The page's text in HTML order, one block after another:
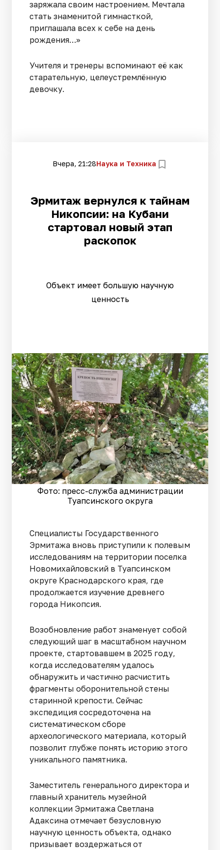
заряжала своим настроением. Мечтала
стать знаменитой гимнасткой,
приглашала всех к себе на день
рождения…»
Учителя и тренеры вспоминают её как
старательную, целеустремлённую
девочку.
Вчера, 21:28Наука и Техника
Эрмитаж вернулся к тайнам
Никопсии: на Кубани
стартовал новый этап
раскопок
Объект имеет большую научную
ценность
Фото: пресс-служба администрации
Туапсинского округа
Специалисты Государственного
Эрмитажа вновь приступили к полевым
исследованиям на территории поселка
Новомихайловский в Туапсинском
округе Краснодарского края, где
продолжается изучение древнего
города Никопсия.
Возобновление работ знаменует собой
следующий шаг в масштабном научном
проекте, стартовавшем в 2025 году,
когда исследователям удалось
обнаружить и частично расчистить
фрагменты оборонительной стены
старинной крепости. Сейчас
экспедиция сосредоточена на
систематическом сборе
археологического материала, который
позволит глубже понять историю этого
уникального памятника.
Заместитель генерального директора и
главный хранитель музейной
коллекции Эрмитажа Светлана
Адаксина отмечает безусловную
научную ценность объекта, однако
призывает воздержаться от